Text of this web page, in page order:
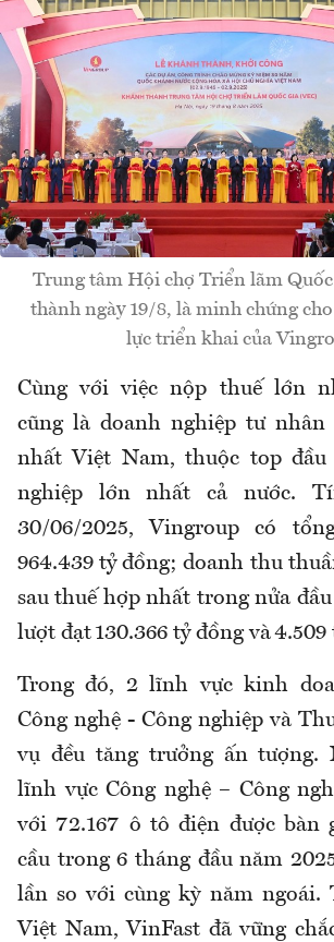
Trung tâm Hội chợ Triển lãm
thành ngày 19/8, là minh chứng
lực triển khai của
Cùng với việc nộp thuế lớn
cũng là doanh nghiệp tư
nhất Việt Nam, thuộc top đầu
nghiệp lớn nhất cả nước.
30/06/2025, Vingroup có
964.439 tỷ đồng; doanh thu
sau thuế hợp nhất trong nửa
lượt đạt 130.366 tỷ đồng và 4.509
Trong đó, 2 lĩnh vực kinh
Công nghệ - Công nghiệp và
vụ đều tăng trưởng ấn tượng.
lĩnh vực Công nghệ – Công
với 72.167 ô tô điện được bàn
cầu trong 6 tháng đầu năm
lần so với cùng kỳ năm ngoái.
Việt Nam, VinFast đã vững